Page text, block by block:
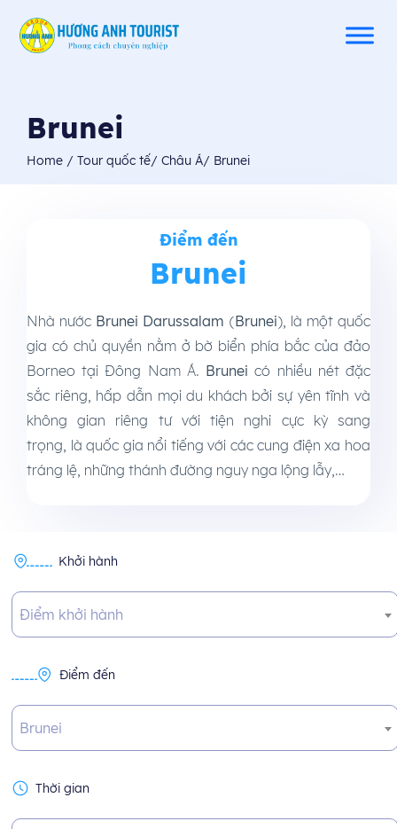
Brunei
Home / Tour quốc tế/ Châu Á/ Brunei
Điểm đến
Brunei
Nhà nước Brunei Darussalam (Brunei), là một quốc
gia có chủ quyền nằm ở bờ biển phía bắc của đảo
Borneo tại Đông Nam Á. Bruneicó nhiều nét đặc
sắc riêng, hấp dẫn mọi du khách bởi sự yên tĩnh và
không gian riêng tư với tiện nghi cực kỳ sang
trọng, là quốc gia nổi tiếng với các cung điện xa hoa
tráng lệ, những thánh đường nguy nga lộng lẫy,…
Khởi hành
Điểm khởi hành
Điểm đến
Brunei
Thời gian